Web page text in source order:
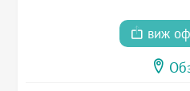
виж